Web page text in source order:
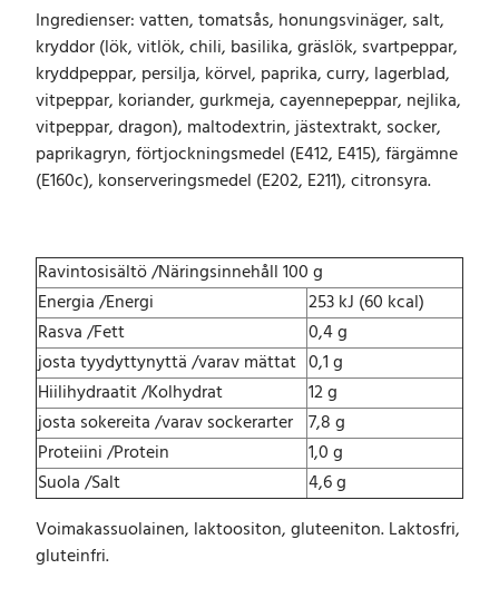
r
ä
Ingredienser: vatten, tomatsås, honungsvinäger, salt,
kryddor (lök, vitlök, chili, basilika, gräslök, svartpeppar,
kryddpeppar, persilja, körvel, paprika, curry, lagerblad,
vitpeppar, koriander, gurkmeja, cayennepeppar, nejlika,
vitpeppar, dragon), maltodextrin, jästextrakt, socker,
paprikagryn, förtjockningsmedel (E412, E415), färgämne
(E160c), konserveringsmedel (E202, E211), citronsyra.
Ravintosisältö /Näringsinnehåll 100 g
Energia /Energi
253 kJ (60 kcal)
Rasva /Fett
0,4 g
josta tyydyttynyttä /varav mättat 0,1 g
Hiilihydraatit /Kolhydrat
12 g
josta sokereita /varav sockerarter 7,8 g
Proteiini /Protein
1,0 g
Suola /Salt
4,6 g
Voimakassuolainen, laktoositon, gluteeniton. Laktosfri,
gluteinfri.